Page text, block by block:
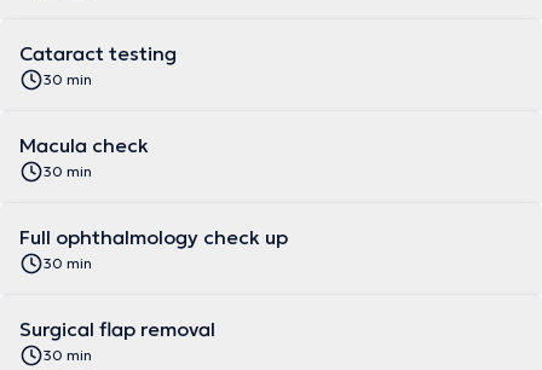
Cataract testing
30 min
Macula check
30 min
Full ophthalmology check up
30 min
Surgical flap removal
30 min